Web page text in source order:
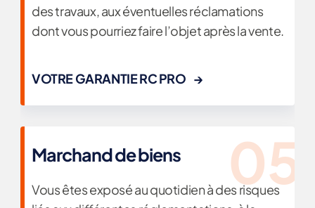
des travaux, aux éventuelles réclamations
dont vous pourriez faire l’objet après la vente.
VOTRE GARANTIE RC PRO
Marchand de biens
Vous êtes exposé au quotidien à des risques